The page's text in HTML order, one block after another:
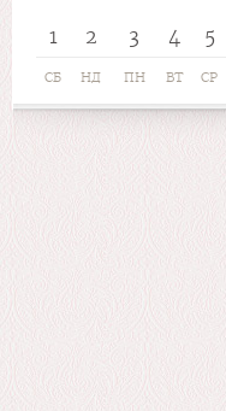
1 2 3 4 5
СБ НД ПН ВТ СР